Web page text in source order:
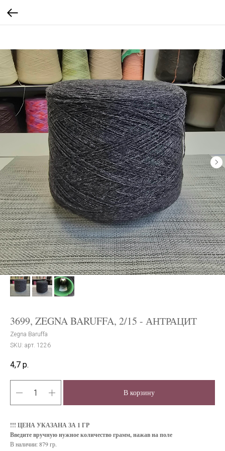
3699, ZEGNA BARUFFA, 2/15 - АНТРАЦИТ
Zegna Baruffa
SKU: арт. 1226
4,7 р.
В корзину
!!! ЦЕНА УКАЗАНА ЗА 1 ГР
Введите вручную нужное количество грамм, нажав на поле
В наличии: 879 гр.